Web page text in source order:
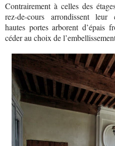
Contrairement à celles des
rez-de-cours arrondissent
hautes portes arborent d’épais
céder au choix de